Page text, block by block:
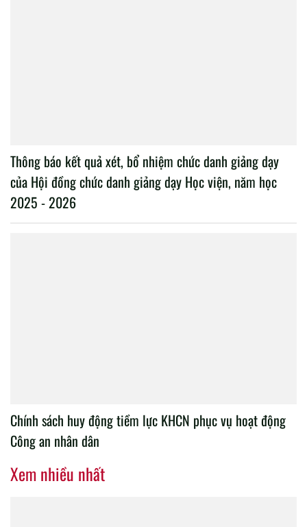
Thông báo kết quả xét, bổ nhiệm chức danh giảng dạy
của Hội đồng chức danh giảng dạy Học viện, năm học
2025 - 2026
Chính sách huy động tiềm lực KHCN phục vụ hoạt động
Công an nhân dân
Xem nhiều nhất